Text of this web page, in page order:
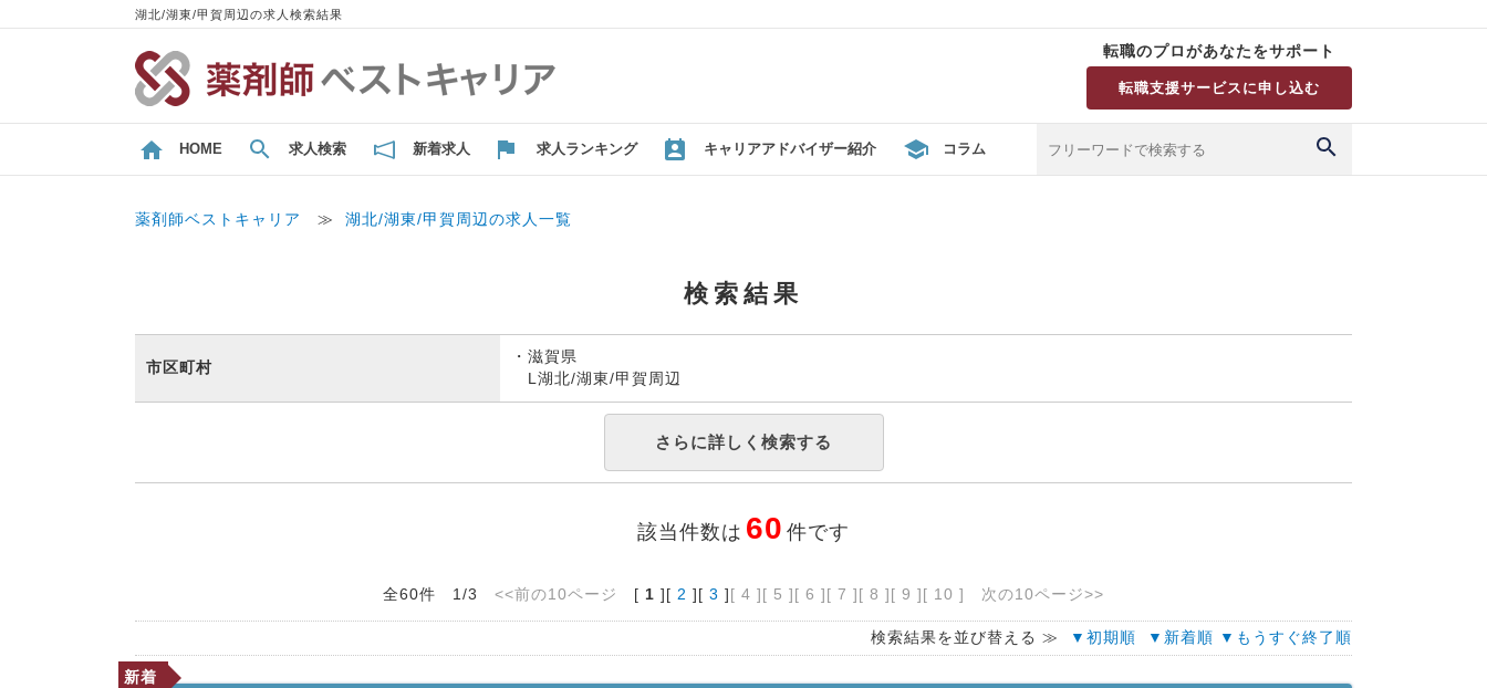
湖北/湖東/甲賀周辺の求人検索結果
転職のプロがあなたをサポート
転職支援サービスに申し込む
HOME 求人検索 新着求人 求人ランキング キャリアアドバイザー紹介 コラム
薬剤師ベストキャリア ≫ 湖北/湖東/甲賀周辺の求人一覧
検索結果
市区町村
・滋賀県
L湖北/湖東/甲賀周辺
さらに詳しく検索する
該当件数は 60 件です
全60件 1/3 <<前の10ページ [ 1 ][ 2 ][ 3 ] [ 4 ] [ 5 ] [ 6 ] [ 7 ] [ 8 ] [ 9 ] [ 10 ] 次の10ページ>>
検索結果を並び替える ≫ ▼初期順 ▼新着順 ▼もうすぐ終了順
新着